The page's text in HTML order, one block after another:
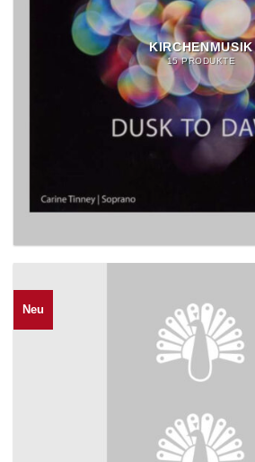
KIRCHENMUSIK
15 PRODUKTE
Neu